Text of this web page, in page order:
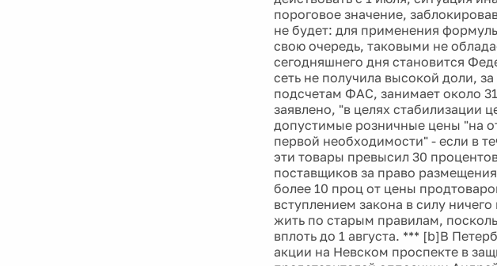
пороговое значение,
не будет: для применения
свою очередь, таковыми не
сегодняшнего дня становится
сеть не получила высокой доли,
подсчетам ФАС, занимает около
заявлено, "в целях стабилизации
допустимые розничные цены "на
первой необходимости" - если в
эти товары превысил 30
поставщиков за право
более 10 проц от цены
вступлением закона в силу
жить по старым правилам,
вплоть до 1 августа. *** [b]В
акции на Невском проспекте в